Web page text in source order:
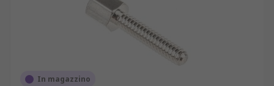
In magazzino